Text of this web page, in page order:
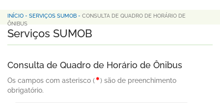
INÍCIO - SERVIÇOS SUMOB - CONSULTA DE QUADRO DE HORÁRIO DE
ÔNIBUS
Serviços SUMOB
Consulta de Quadro de Horário de Ônibus
Os campos com asterisco (
) são de preenchimento
obrigatório.